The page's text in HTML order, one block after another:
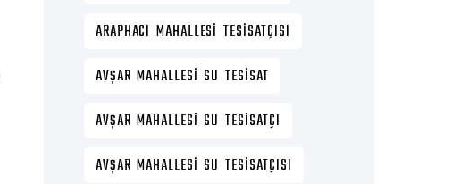
ARAPHACI MAHALLESI TESISATÇISI
AVŞAR MAHALLESI SU TESISAT
AVŞAR MAHALLESI SU TESISATÇI
AVŞAR MAHALLESI SU TESISATÇISI